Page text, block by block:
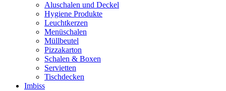
Aluschalen und Deckel
Hygiene Produkte
Leuchtkerzen
Menüschalen
Müllbeutel
Pizzakarton
Schalen & Boxen
Servietten
Tischdecken
Imbiss